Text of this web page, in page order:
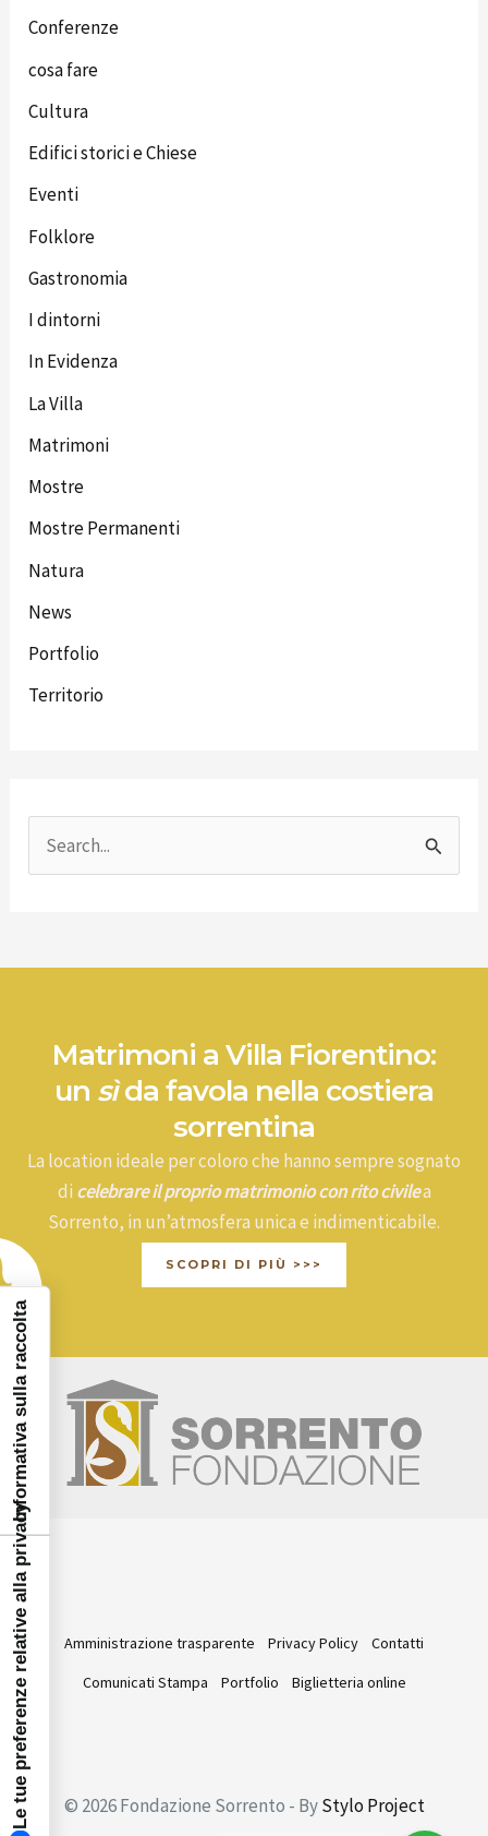
Conferenze
cosa fare
Cultura
Edifici storici e Chiese
Eventi
Folklore
Gastronomia
I dintorni
In Evidenza
La Villa
Matrimoni
Mostre
Mostre Permanenti
Natura
News
Portfolio
Territorio
c
Matrimoni a Villa Fiorentino:
un sìda favola nella costiera
sorrentina
La location ideale per coloro che hanno sempre sognato
di celebrare il proprio matrimonio con rito civilea
Sorrento, in un’atmosfera unica e indimenticabile.
SCOPRI DI PIÙ >>>
Amministrazione trasparente Privacy Policy
Contatti
Comunicati Stampa
Portfolio Biglietteria online
© 2026 Fondazione Sorrento - ByStylo Project
Le tue preferenze relative alla privacy
Informativa sulla raccolta